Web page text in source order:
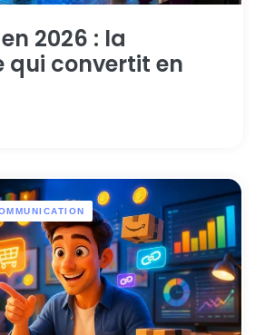
2026 : la
qui convertit en